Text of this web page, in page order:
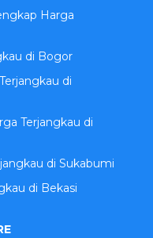
Harga
di Bogor
di
Terjangkau di
di Sukabumi
di Bekasi